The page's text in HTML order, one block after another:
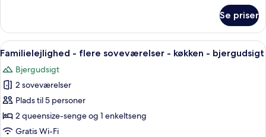
studiolejlighed
køkken
søudsigt
Se priser
Indlæs
alle
billeder
af
Familielejlighed
-
flere
Et soveværelse med seng, bænk,
1
Familielejlighed - flere soveværelser - køkken - bjergudsigt
Bjergudsigt
2 soveværelser
Plads til 5 personer
2 queensize-senge og 1 enkeltseng
Gratis Wi-Fi